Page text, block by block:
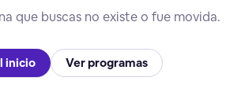
que buscas no existe o fue movida.
inicio Ver programas